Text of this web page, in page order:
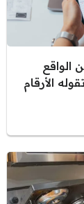
الواقع
الأرقام